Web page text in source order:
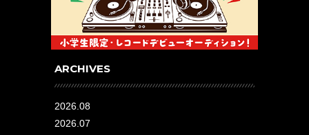
ARCHIVES
2026.08
2026.07